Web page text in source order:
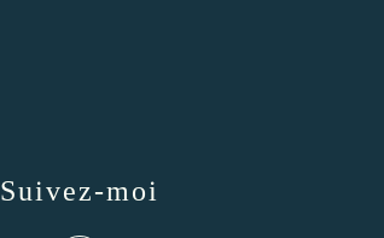
Suivez-moi